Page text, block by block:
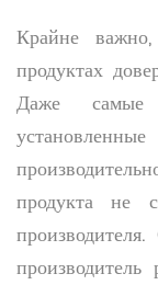
Крайне
продуктах
Даже самые
продукта не